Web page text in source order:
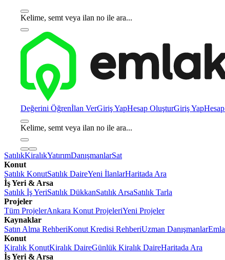
Kelime, semt veya ilan no ile ara...
Değerini Öğrenİlan VerGiriş YapHesap OluşturGiriş Yap
Kelime, semt veya ilan no ile ara...
SatılıkKiralıkYatırımDanışmanlarSat
Konut
Satılık KonutSatılık DaireYeni İlanlarHaritada Ara
İş Yeri & Arsa
Satılık İş YeriSatılık DükkanSatılık ArsaSatılık Tarla
Projeler
Tüm ProjelerAnkara Konut ProjeleriYeni Projeler
Kaynaklar
Satın Alma RehberiKonut Kredisi RehberiUzman Danışmanlar
Konut
Kiralık KonutKiralık DaireGünlük Kiralık DaireHaritada Ara
İş Yeri & Arsa